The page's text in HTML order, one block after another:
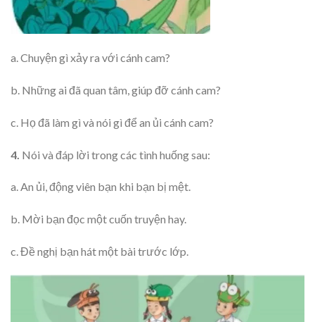
a. Chuyện gì xảy ra với cánh cam?
b. Những ai đã quan tâm, giúp đỡ cánh cam?
c. Họ đã làm gì và nói gì để an ủi cánh cam?
4. Nói và đáp lời trong các tình huống sau:
a. An ủi, động viên bạn khi bạn bị mệt.
b. Mời bạn đọc một cuốn truyện hay.
c. Đề nghị bạn hát một bài trước lớp.